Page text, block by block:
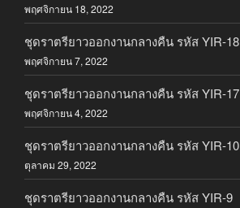
พฤศจิกายน 18, 2022
ชุดราตรียาวออกงานกลางคืน รหัส YIR-18
พฤศจิกายน 7, 2022
ชุดราตรียาวออกงานกลางคืน รหัส YIR-17
พฤศจิกายน 4, 2022
ชุดราตรียาวออกงานกลางคืน รหัส YIR-10
ตุลาคม 29, 2022
ชุดราตรียาวออกงานกลางคืน รหัส YIR-9